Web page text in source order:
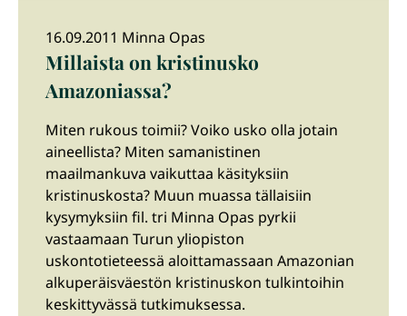
16.09.2011 Minna Opas
Millaista on kristinusko
Amazoniassa?
Miten rukous toimii? Voiko usko olla jotain
aineellista? Miten samanistinen
maailmankuva vaikuttaa käsityksiin
kristinuskosta? Muun muassa tällaisiin
kysymyksiin fil. tri Minna Opas pyrkii
vastaamaan Turun yliopiston
uskontotieteessä aloittamassaan Amazonian
alkuperäisväestön kristinuskon tulkintoihin
keskittyvässä tutkimuksessa.